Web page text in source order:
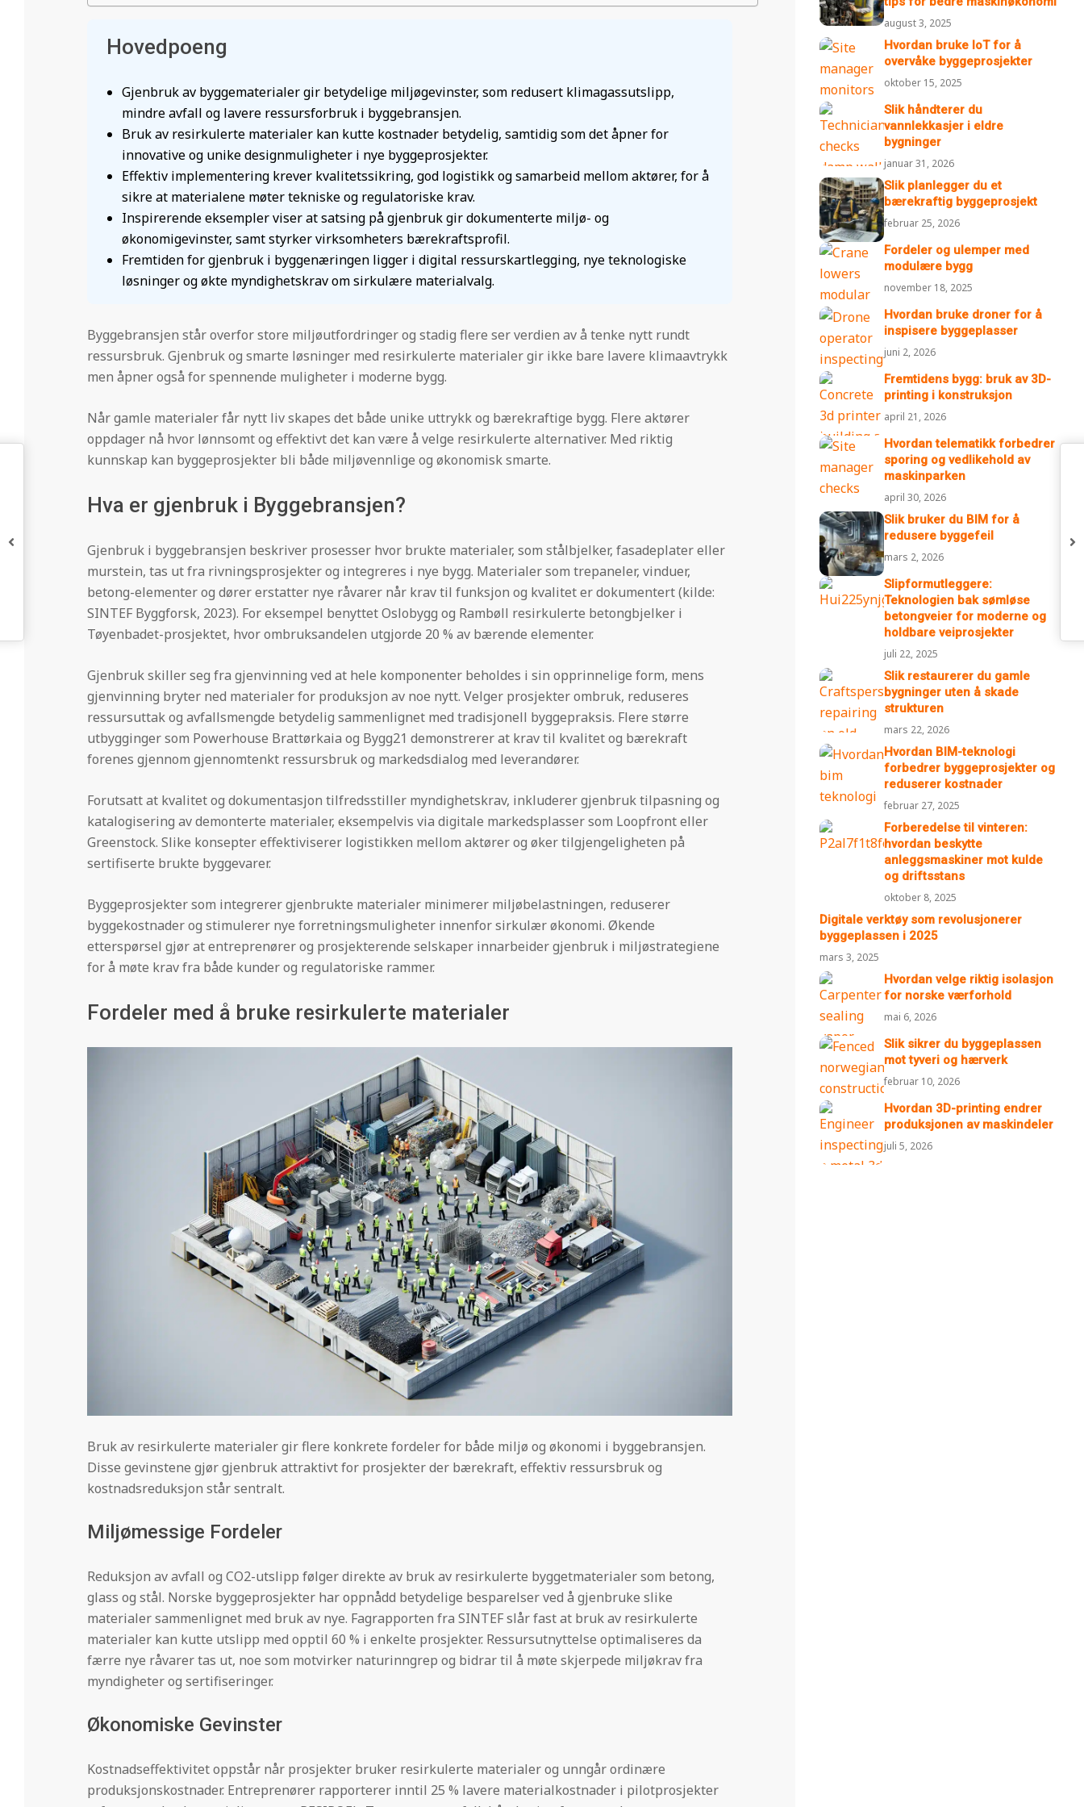
Hovedpoeng
Gjenbruk av byggematerialer gir betydelige miljøgevinster, som redusert klimagassutslipp,
mindre avfall og lavere ressursforbruk i byggebransjen.
Bruk av resirkulerte materialer kan kutte kostnader betydelig, samtidig som det åpner for
innovative og unike designmuligheter i nye byggeprosjekter.
Effektiv implementering krever kvalitetssikring, god logistikk og samarbeid mellom aktører, for å
sikre at materialene møter tekniske og regulatoriske krav.
Inspirerende eksempler viser at satsing på gjenbruk gir dokumenterte miljø- og
økonomigevinster, samt styrker virksomheters bærekraftsprofil.
Fremtiden for gjenbruk i byggenæringen ligger i digital ressurskartlegging, nye teknologiske
løsninger og økte myndighetskrav om sirkulære materialvalg.
Byggebransjen står overfor store miljøutfordringer og stadig flere ser verdien av å tenke nytt rundt
ressursbruk. Gjenbruk og smarte løsninger med resirkulerte materialer gir ikke bare lavere klimaavtrykk
men åpner også for spennende muligheter i moderne bygg.
Når gamle materialer får nytt liv skapes det både unike uttrykk og bærekraftige bygg. Flere aktører
oppdager nå hvor lønnsomt og effektivt det kan være å velge resirkulerte alternativer. Med riktig
kunnskap kan byggeprosjekter bli både miljøvennlige og økonomisk smarte.
Hva er gjenbruk i Byggebransjen?
Gjenbruk i byggebransjen beskriver prosesser hvor brukte materialer, som stålbjelker, fasadeplater eller
murstein, tas ut fra rivningsprosjekter og integreres i nye bygg. Materialer som trepaneler, vinduer,
betong-elementer og dører erstatter nye råvarer når krav til funksjon og kvalitet er dokumentert (kilde:
SINTEF Byggforsk, 2023). For eksempel benyttet Oslobygg og Rambøll resirkulerte betongbjelker i
Tøyenbadet-prosjektet, hvor ombruksandelen utgjorde 20 % av bærende elementer.
Gjenbruk skiller seg fra gjenvinning ved at hele komponenter beholdes i sin opprinnelige form, mens
gjenvinning bryter ned materialer for produksjon av noe nytt. Velger prosjekter ombruk, reduseres
ressursuttak og avfallsmengde betydelig sammenlignet med tradisjonell byggepraksis. Flere større
utbygginger som Powerhouse Brattørkaia og Bygg21 demonstrerer at krav til kvalitet og bærekraft
forenes gjennom gjennomtenkt ressursbruk og markedsdialog med leverandører.
Forutsatt at kvalitet og dokumentasjon tilfredsstiller myndighetskrav, inkluderer gjenbruk tilpasning og
katalogisering av demonterte materialer, eksempelvis via digitale markedsplasser som Loopfront eller
Greenstock. Slike konsepter effektiviserer logistikken mellom aktører og øker tilgjengeligheten på
sertifiserte brukte byggevarer.
Byggeprosjekter som integrerer gjenbrukte materialer minimerer miljøbelastningen, reduserer
byggekostnader og stimulerer nye forretningsmuligheter innenfor sirkulær økonomi. Økende
etterspørsel gjør at entreprenører og prosjekterende selskaper innarbeider gjenbruk i miljøstrategiene
for å møte krav fra både kunder og regulatoriske rammer.
Fordeler med å bruke resirkulerte materialer
Bruk av resirkulerte materialer gir flere konkrete fordeler for både miljø og økonomi i byggebransjen.
Disse gevinstene gjør gjenbruk attraktivt for prosjekter der bærekraft, effektiv ressursbruk og
kostnadsreduksjon står sentralt.
Miljømessige Fordeler
Reduksjon av avfall og CO2-utslipp følger direkte av bruk av resirkulerte byggetmaterialer som betong,
glass og stål. Norske byggeprosjekter har oppnådd betydelige besparelser ved å gjenbruke slike
materialer sammenlignet med bruk av nye. Fagrapporten fra SINTEF slår fast at bruk av resirkulerte
materialer kan kutte utslipp med opptil 60 % i enkelte prosjekter. Ressursutnyttelse optimaliseres da
færre nye råvarer tas ut, noe som motvirker naturinngrep og bidrar til å møte skjerpede miljøkrav fra
myndigheter og sertifiseringer.
Økonomiske Gevinster
Kostnadseffektivitet oppstår når prosjekter bruker resirkulerte materialer og unngår ordinære
produksjonskostnader. Entreprenører rapporterer inntil 25 % lavere materialkostnader i pilotprosjekter
august 3, 2025
Hvordan bruke IoT for å
overvåke byggeprosjekter
oktober 15, 2025
Slik håndterer du
vannlekkasjer i eldre
bygninger
januar 31, 2026
Slik planlegger du et
bærekraftig byggeprosjekt
februar 25, 2026
Fordeler og ulemper med
modulære bygg
november 18, 2025
Hvordan bruke droner for å
inspisere byggeplasser
juni 2, 2026
Fremtidens bygg: bruk av 3D-
printing i konstruksjon
april 21, 2026
Hvordan telematikk forbedrer
sporing og vedlikehold av
maskinparken
april 30, 2026
Slik bruker du BIM for å
redusere byggefeil
mars 2, 2026
Slipformutleggere:
Teknologien bak sømløse
betongveier for moderne og
holdbare veiprosjekter
juli 22, 2025
Slik restaurerer du gamle
bygninger uten å skade
strukturen
mars 22, 2026
Hvordan BIM-teknologi
forbedrer byggeprosjekter og
reduserer kostnader
februar 27, 2025
Forberedelse til vinteren:
hvordan beskytte
anleggsmaskiner mot kulde
og driftsstans
oktober 8, 2025
Digitale verktøy som revolusjonerer
byggeplassen i 2025
mars 3, 2025
Hvordan velge riktig isolasjon
for norske værforhold
mai 6, 2026
Slik sikrer du byggeplassen
mot tyveri og hærverk
februar 10, 2026
Hvordan 3D-printing endrer
produksjonen av maskindeler
juli 5, 2026